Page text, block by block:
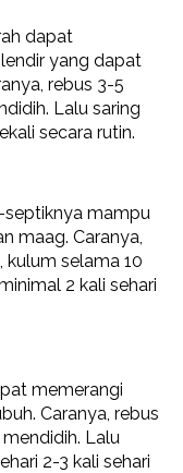
dapat
yang dapat
rebus 3-5
Lalu saring
secara rutin.
septiknya mampu
maag. Caranya,
kulum selama 10
2 kali sehari
memerangi
Caranya, rebus
Lalu
2-3 kali sehari